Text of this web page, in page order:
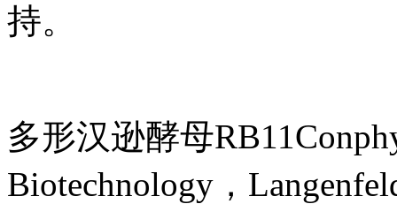
持。
多形汉逊酵母
Biotechnology，